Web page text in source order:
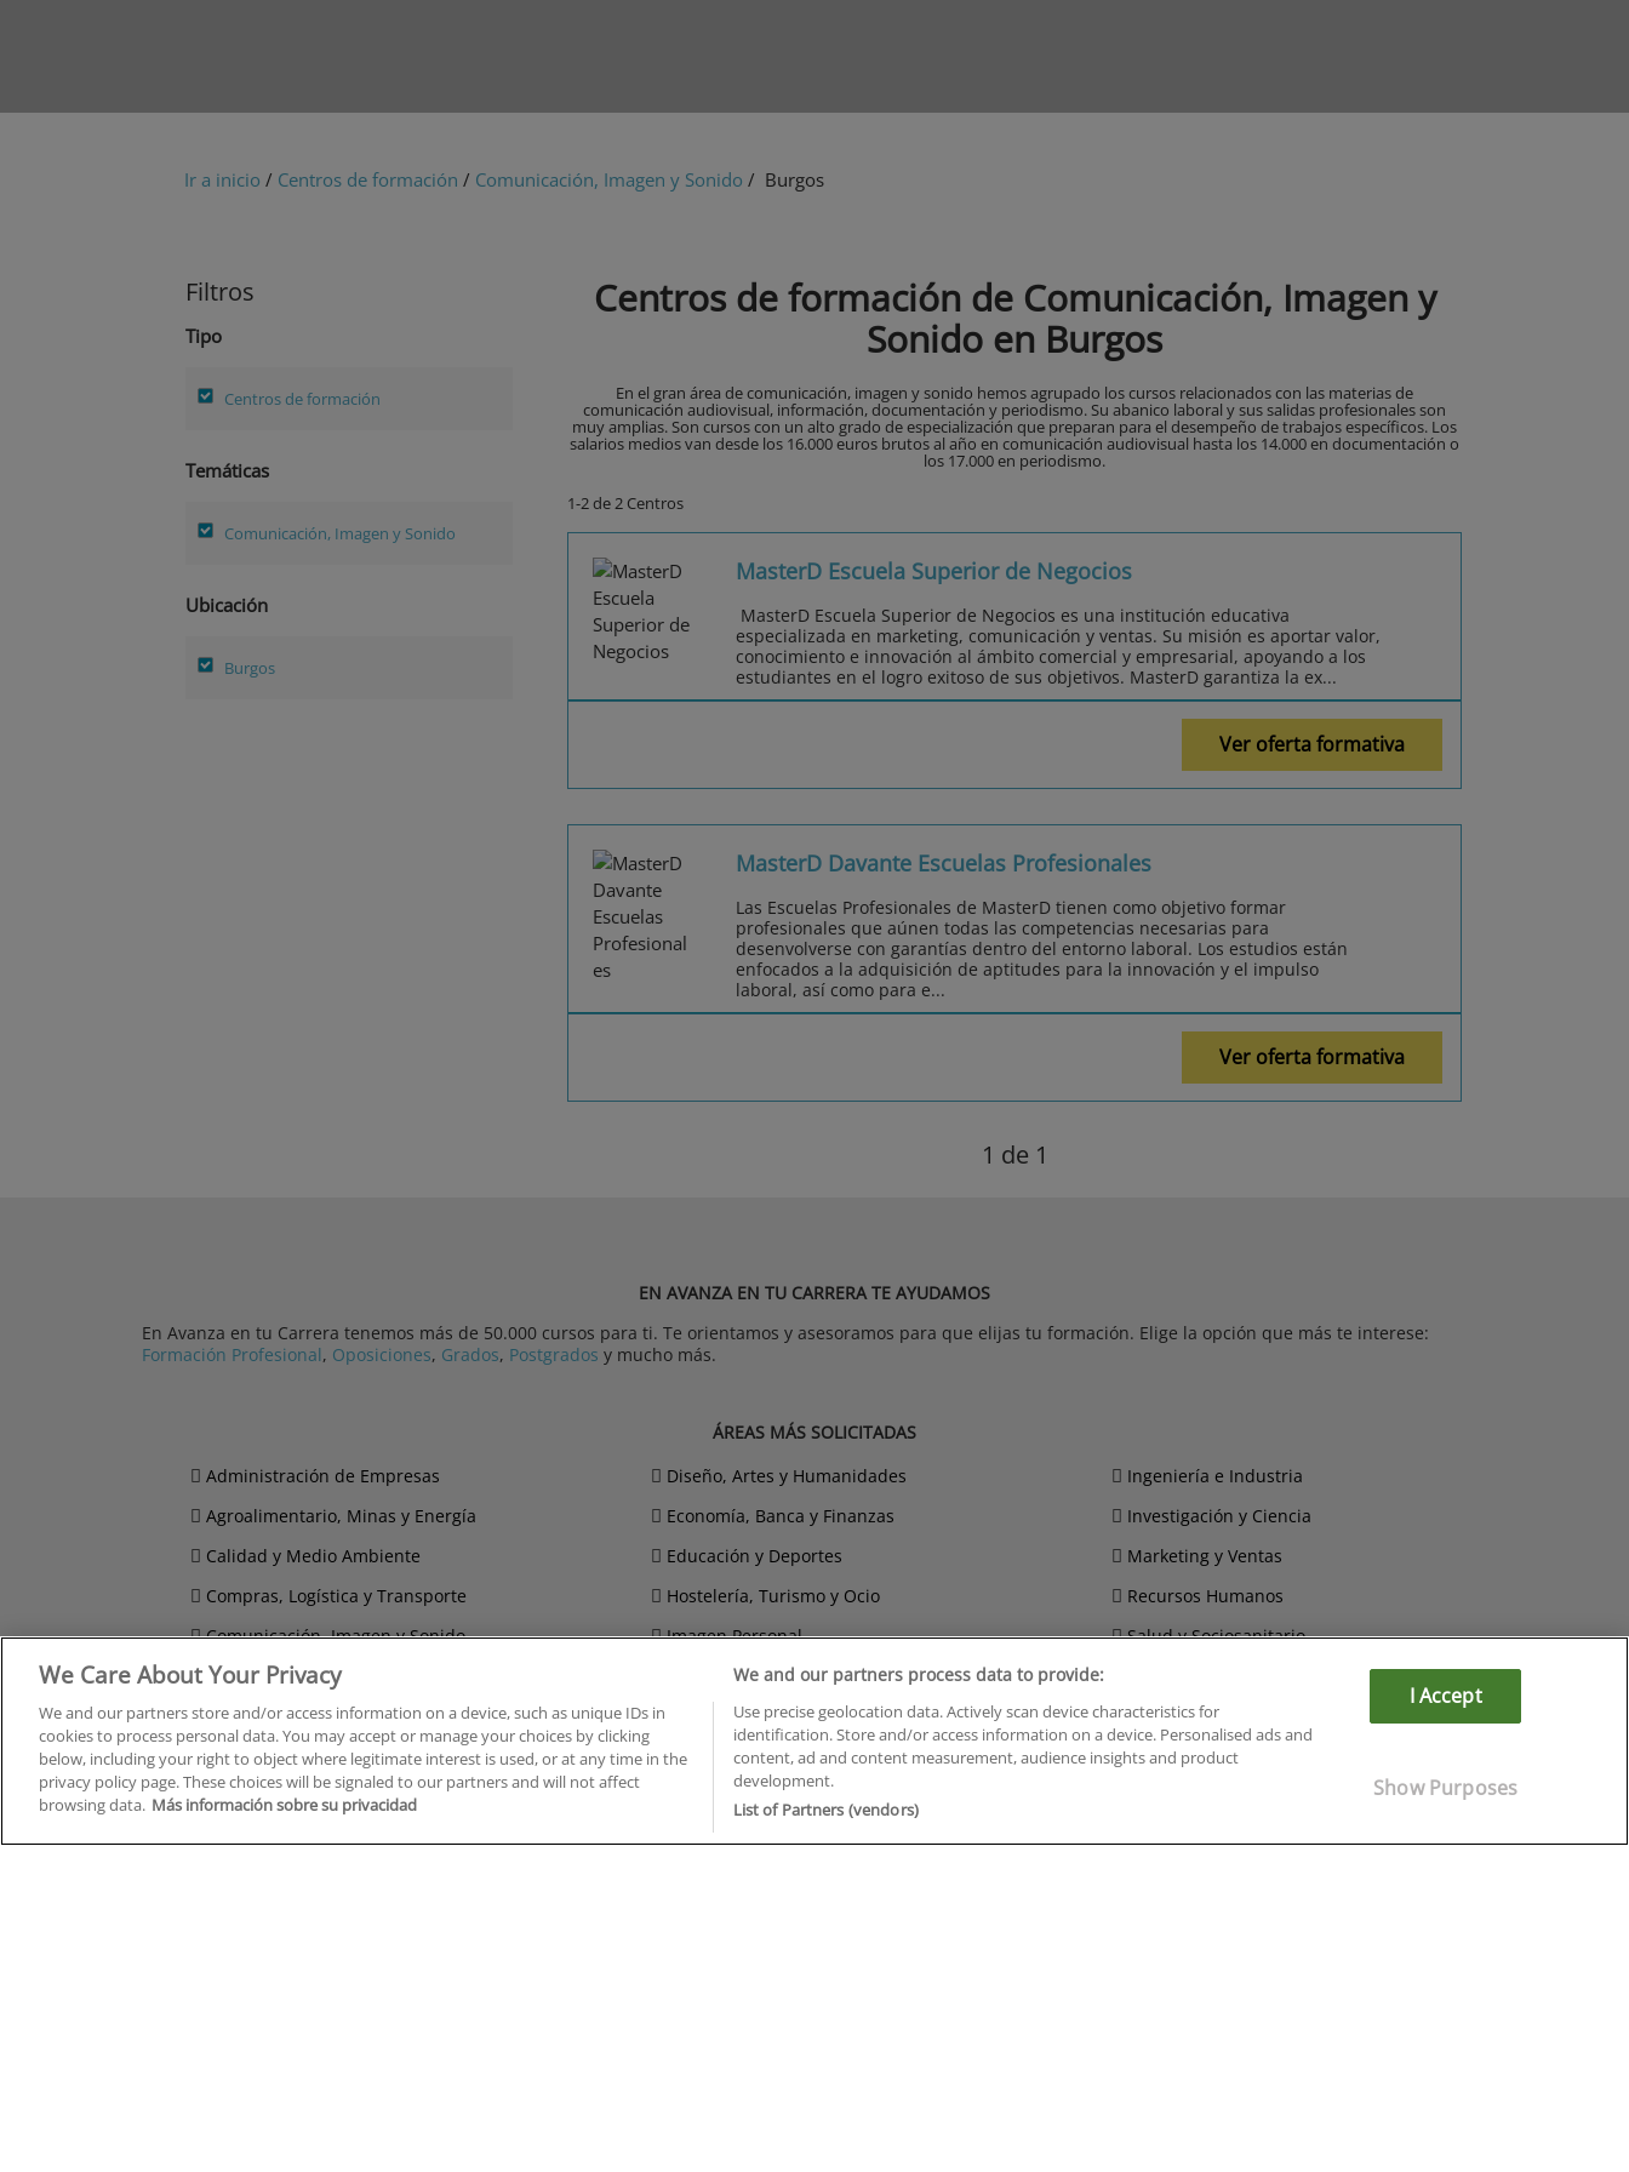
Ir a inicio / Centros de formación / Comunicación, Imagen y Sonido / Burgos
Filtros
Tipo
Centros de formación
Temáticas
Comunicación, Imagen y Sonido
Ubicación
Burgos
Centros de formación de Comunicación, Imagen y
Sonido en Burgos
En el gran área de comunicación, imagen y sonido hemos agrupado los cursos relacionados con las materias de
comunicación audiovisual, información, documentación y periodismo. Su abanico laboral y sus salidas profesionales son
muy amplias. Son cursos con un alto grado de especialización que preparan para el desempeño de trabajos específicos. Los
salarios medios van desde los 16.000 euros brutos al año en comunicación audiovisual hasta los 14.000 en documentación o
los 17.000 en periodismo.
1-2 de 2 Centros
MasterD Escuela Superior de Negocios
MasterD Escuela Superior de Negocios es una institución educativa
especializada en marketing, comunicación y ventas. Su misión es aportar valor,
conocimiento e innovación al ámbito comercial y empresarial, apoyando a los
estudiantes en el logro exitoso de sus objetivos. MasterD garantiza la ex...
Ver oferta formativa
MasterD Davante Escuelas Profesionales
Las Escuelas Profesionales de MasterD tienen como objetivo formar
profesionales que aúnen todas las competencias necesarias para
desenvolverse con garantías dentro del entorno laboral. Los estudios están
enfocados a la adquisición de aptitudes para la innovación y el impulso
laboral, así como para e...
Ver oferta formativa
1 de 1
EN AVANZA EN TU CARRERA TE AYUDAMOS
En Avanza en tu Carrera tenemos más de 50.000 cursos para ti. Te orientamos y asesoramos para que elijas tu formación. Elige la opción que más te interese:
Formación Profesional, Oposiciones, Grados, Postgrados y mucho más.
ÁREAS MÁS SOLICITADAS
Administración de Empresas
Agroalimentario, Minas y Energía
Calidad y Medio Ambiente
Compras, Logística y Transporte
Comunicación, Imagen y Sonido
Derecho y Seguridad
Diseño, Artes y Humanidades
Economía, Banca y Finanzas
Educación y Deportes
Hostelería, Turismo y Ocio
Imagen Personal
Informática y Telecomunicaciones
Ingeniería e Industria
Investigación y Ciencia
Marketing y Ventas
Recursos Humanos
Salud y Sociosanitario
BUSCA TUS CURSOS EN TU PROVINCIA
Cursos en A Coruña
Cursos en Alicante
Cursos en Cáceres
Cursos en Las Palmas
Cursos en León
Cursos en Tenerife
We Care About Your Privacy
We and our partners store and/or access information on a device, such as unique IDs in
cookies to process personal data. You may accept or manage your choices by clicking
below, including your right to object where legitimate interest is used, or at any time in the
privacy policy page. These choices will be signaled to our partners and will not affect
browsing data. Más información sobre su privacidad
We and our partners process data to provide:
Use precise geolocation data. Actively scan device characteristics for
identification. Store and/or access information on a device. Personalised ads and
content, ad and content measurement, audience insights and product
development.
List of Partners (vendors)
I Accept
Show Purposes